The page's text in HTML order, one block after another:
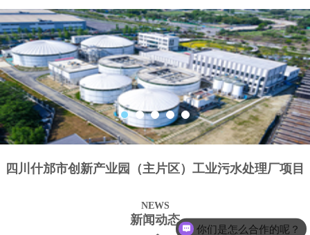
四川什邡市创新产业园（主片区）工业污水处理厂项目
NEWS
新闻动态
你们是怎么合作的呢？